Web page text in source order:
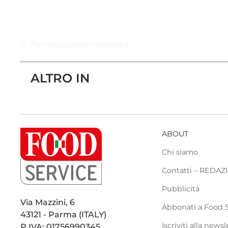
ALTRO IN
Via Mazzini, 6
43121 - Parma (ITALY)
ABOUT
Chi siamo
Contatti –
Pubblicità
Abbonati a Food
Iscriviti alla